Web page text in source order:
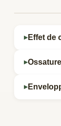
Effet de